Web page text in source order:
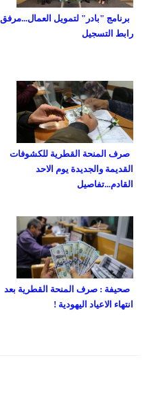
برنامج "بادر" لتمويل العمال...مرفق
رابط التسجيل
صرف المنحة القطرية للكشوفات
القديمة والجديدة يوم الاحد
القادم...تفاصيل
صحيفة : صرف المنحة القطرية بعد
انتهاء الاعياد اليهودية !